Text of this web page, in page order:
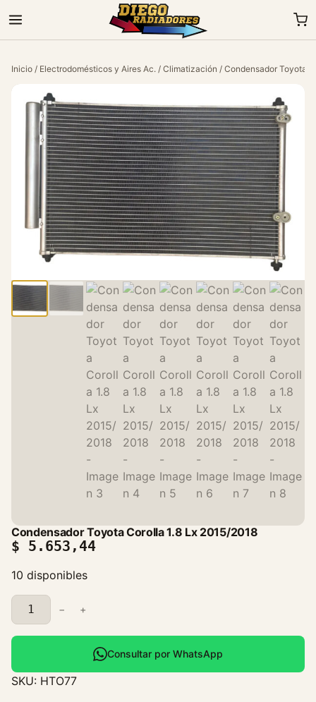
Inicio / Electrodomésticos y Aires Ac. / Climatización / Condensador Toyota
Condensador Toyota Corolla 1.8 Lx 2015/2018
$ 5.653,44
10 disponibles
C
o
n
e
n
− +
Consultar por WhatsApp
SKU: HTO77